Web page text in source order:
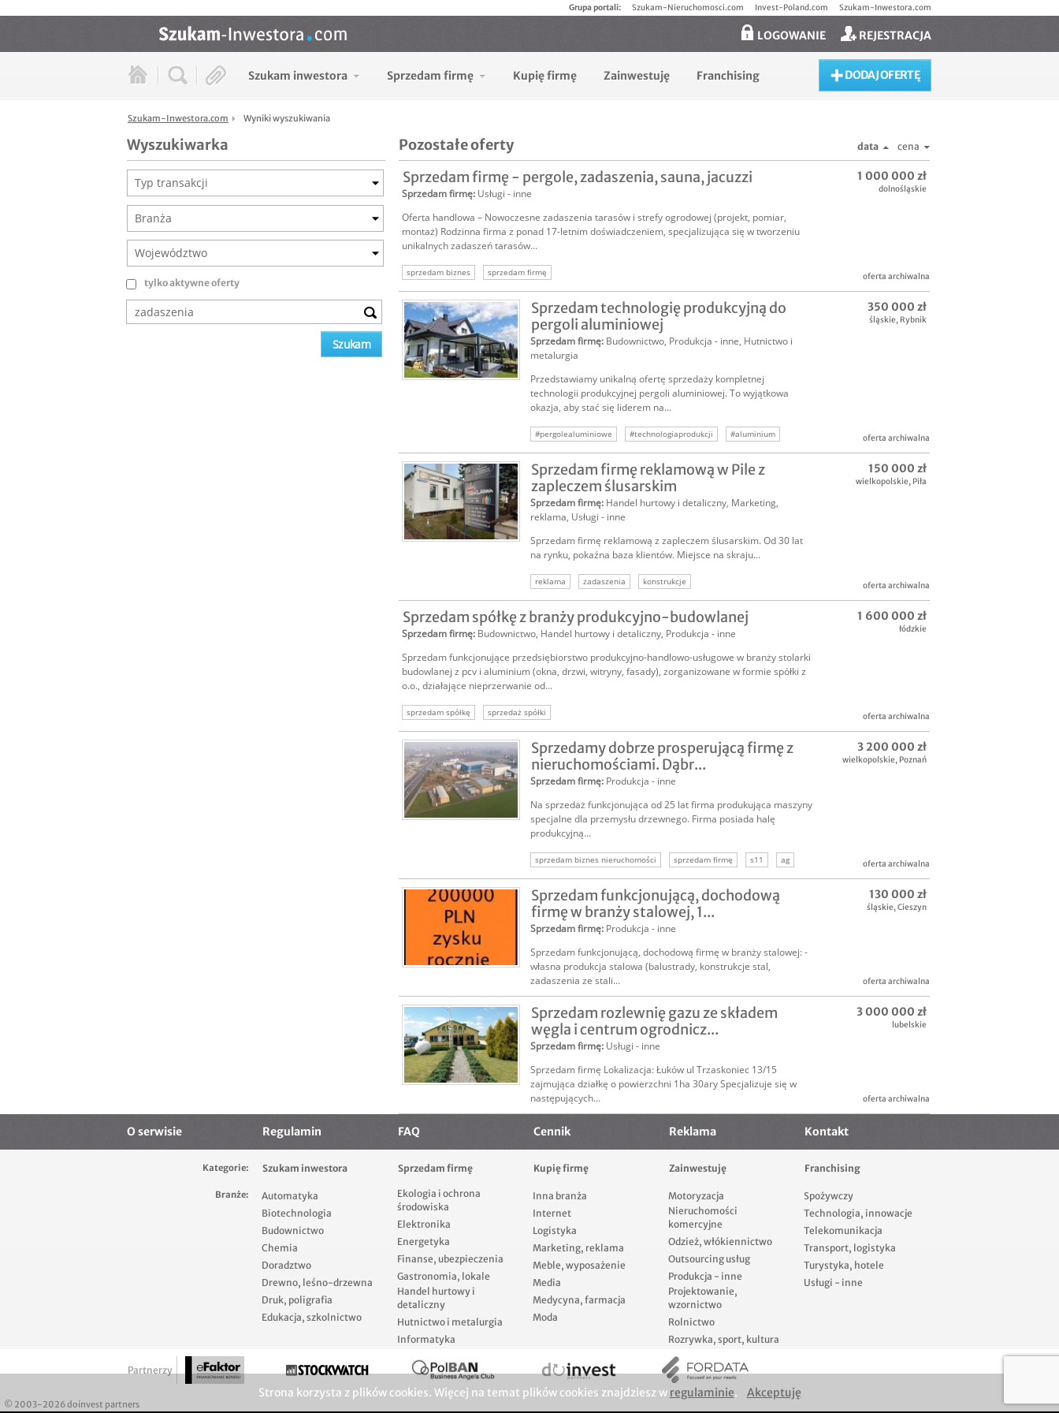
Grupa portali: Szukam-Nieruchomosci.com Invest-Poland.com Szukam-Inwestora.com
LOGOWANIE REJESTRACJA
Szukam inwestora Sprzedam firmę Kupię firmę Zainwestuję Franchising DODAJ OFERTĘ
Szukam-Inwestora.com Wyniki wyszukiwania
Wyszukiwarka
Typ transakcji
Branża
Województwo
tylko aktywne oferty
data cena
Pozostałe oferty
Sprzedam firmę - pergole, zadaszenia, sauna, jacuzzi
Sprzedam firmę: Usługi - inne
Oferta handlowa – Nowoczesne zadaszenia tarasów i strefy ogrodowej (projekt, pomiar,
montaż) Rodzinna firma z ponad 17-letnim doświadczeniem, specjalizująca się w tworzeniu
unikalnych zadaszeń tarasów...
sprzedam biznes sprzedam firmę
1 000 000 zł
dolnośląskie
oferta archiwalna
Sprzedam technologię produkcyjną do
pergoli aluminiowej
Sprzedam firmę: Budownictwo, Produkcja - inne, Hutnictwo i
metalurgia
Przedstawiamy unikalną ofertę sprzedaży kompletnej
technologii produkcyjnej pergoli aluminiowej. To wyjątkowa
okazja, aby stać się liderem na...
#pergolealuminiowe #technologiaprodukcji
#aluminium
#nowoczesnezadaszenia
#zadaszeniaogrodowe
#innowacje
#zakupaluminium
350 000 zł
śląskie, Rybnik
oferta archiwalna
Sprzedam firmę reklamową w Pile z
zapleczem ślusarskim
Sprzedam firmę: Handel hurtowy i detaliczny, Marketing,
reklama, Usługi - inne
Sprzedam firmę reklamową z zapleczem ślusarskim. Od 30 lat
na rynku, pokaźna baza klientów. Miejsce na skraju...
reklama zadaszenia konstrukcje
150 000 zł
wielkopolskie, Piła
oferta archiwalna
Sprzedam spółkę z branży produkcyjno-budowlanej
Sprzedam firmę: Budownictwo, Handel hurtowy i detaliczny, Produkcja - inne
Sprzedam funkcjonujące przedsiębiorstwo produkcyjno-handlowo-usługowe w branży stolarki
budowlanej z pcv i aluminium (okna, drzwi, witryny, fasady), zorganizowane w formie spółki z
o.o., działające nieprzerwanie od...
sprzedam spółkę sprzedaż spółki
1 600 000 zł
łódzkie
oferta archiwalna
Sprzedamy dobrze prosperującą firmę z
nieruchomościami. Dąbr...
Sprzedam firmę: Produkcja - inne
Na sprzedaż funkcjonująca od 25 lat firma produkująca maszyny
specjalne dla przemysłu drzewnego. Firma posiada halę
produkcyjną...
sprzedam biznes nieruchomości sprzedam firmę s11
ag
firma z nieruchomością
sprzedam biznes
3 200 000 zł
wielkopolskie, Poznań
oferta archiwalna
Sprzedam funkcjonującą, dochodową
firmę w branży stalowej, 1...
Sprzedam firmę: Produkcja - inne
Sprzedam funkcjonującą, dochodową firmę w branży stalowej: -
własna produkcja stalowa (balustrady, konstrukcje stal,
zadaszenia ze stali...
130 000 zł
śląskie,Cieszyn
oferta archiwalna
Sprzedam rozlewnię gazu ze składem
węgla i centrum ogrodnicz...
Sprzedam firmę: Usługi - inne
Sprzedam firmę Lokalizacja: Łuków ul Trzaskoniec 13/15
zajmująca działkę o powierzchni 1ha 30ary Specjalizuje się w
następujących...
3 000 000 zł
lubelskie
oferta archiwalna
O serwisie Regulamin FAQ Cennik Reklama Kontakt
Kategorie: Szukam inwestora Sprzedam firmę Kupię firmę Zainwestuję Franchising
Branże:
Automatyka
Biotechnologia
Budownictwo
Chemia
Doradztwo
Drewno, leśno-drzewna
Druk, poligrafia
Edukacja, szkolnictwo
Ekologia i ochrona
środowiska
Elektronika
Energetyka
Finanse, ubezpieczenia
Gastronomia, lokale
Handel hurtowy i
detaliczny
Hutnictwo i metalurgia
Informatyka
Inna branża
Internet
Logistyka
Marketing, reklama
Meble, wyposażenie
Media
Medycyna, farmacja
Moda
Motoryzacja
Nieruchomości
komercyjne
Odzież, włókiennictwo
Outsourcing usług
Produkcja - inne
Projektowanie,
wzornictwo
Rolnictwo
Rozrywka, sport, kultura
Spożywczy
Technologia, innowacje
Telekomunikacja
Transport, logistyka
Turystyka, hotele
Usługi - inne
Partnerzy
© 2003-2026 doinvest partners
Strona korzysta z plików cookies. Więcej na temat plików cookies znajdziesz w regulaminie. Akceptuję